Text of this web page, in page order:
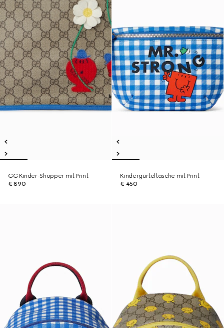
GG Kinder-Shopper mit Print
€ 890
Kindergürteltasche mit Print
€ 450